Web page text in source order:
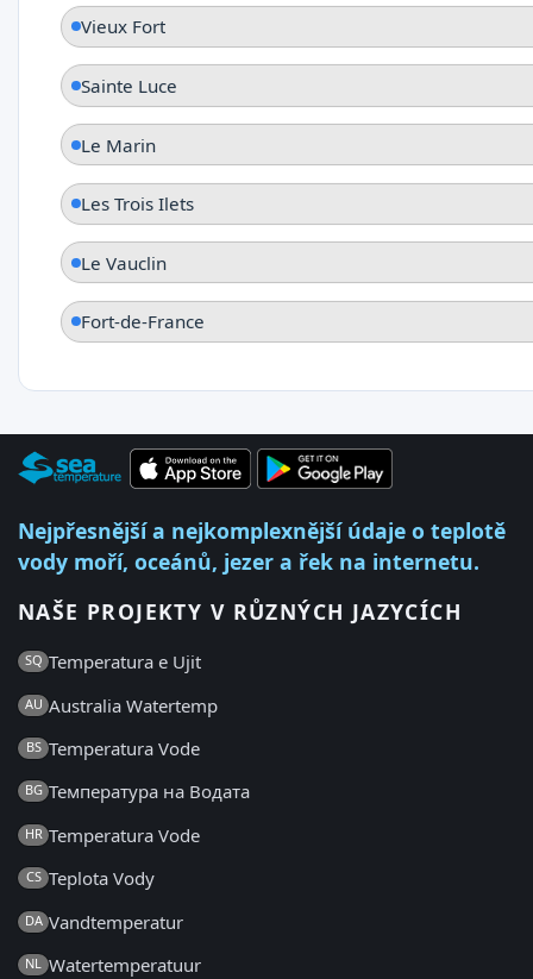
Vieux Fort
Sainte Luce
Le Marin
Les Trois Ilets
Le Vauclin
Fort-de-France
Nejpřesnější a nejkomplexnější údaje o teplotě
vody moří, oceánů, jezer a řek na internetu.
NAŠE PROJEKTY V RŮZNÝCH JAZYCÍCH
SQ Temperatura e Ujit
AU Australia Watertemp
BS Temperatura Vode
BG Температура на Водата
HR Temperatura Vode
CS Teplota Vody
DA Vandtemperatur
NL Watertemperatuur